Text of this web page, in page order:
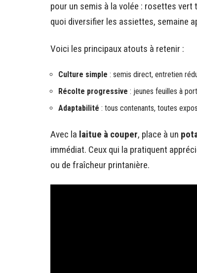
pour un semis à la volée : rosettes
quoi diversifier les assiettes, semaine
Voici les principaux atouts à retenir :
Culture simple : semis direct, entretien
Récolte progressive : jeunes feuilles à
Adaptabilité : tous contenants, toutes
Avec la laitue à couper, place à un
immédiat. Ceux qui la pratiquent
ou de fraîcheur printanière.